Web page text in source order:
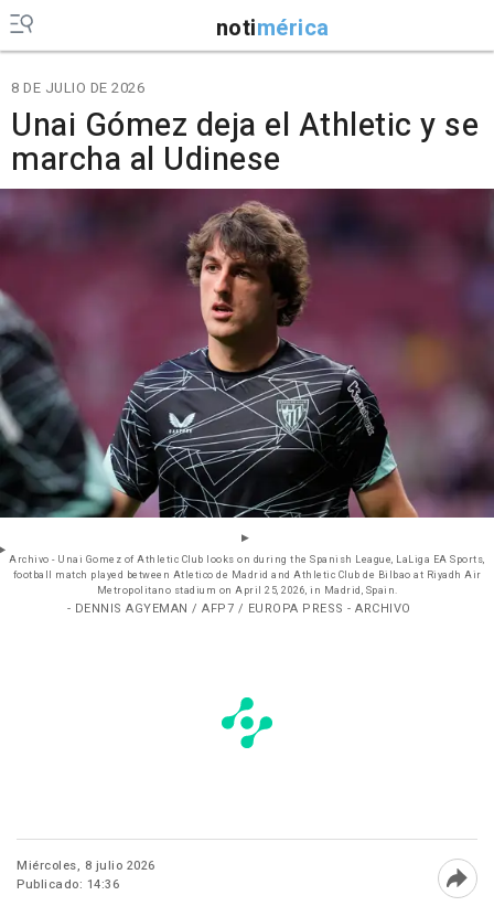
notimérica
8 DE JULIO DE 2026
Unai Gómez deja el Athletic y se
marcha al Udinese
Archivo - Unai Gomez of Athletic Club looks on during the Spanish League, LaLiga EA Sports,
football match played between Atletico de Madrid and Athletic Club de Bilbao at Riyadh Air
Metropolitano stadium on April 25, 2026, in Madrid, Spain.
- DENNIS AGYEMAN / AFP7 / EUROPA PRESS - ARCHIVO
Miércoles, 8 julio 2026
Publicado: 14:36